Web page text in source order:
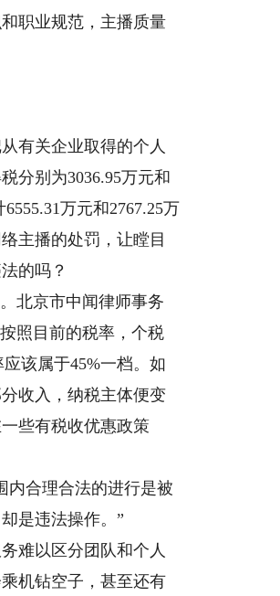
职业规范，主播质量
有关企业取得的个人
分别为3036.95万元和
万元和2767.25万
主播的处罚，让瞠目
的吗？
北京市中闻律师事务
照目前的税率，个税
该属于45%一档。如
收入，纳税主体便变
些有税收优惠政策
合理合法的进行是被
是违法操作。”
难以区分团队和个人
机钻空子，甚至还有